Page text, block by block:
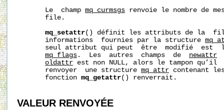
       Le  champ
mq_curmsgs renvoie le nombre de
       file.
mq_setattr() définit les attributs de la  file
       informations  fournies par la structure
seul attribut qui peut  être  modifié  est
mq_flags .  Les  autres  champs  de newattr
oldattr est non NULL, alors le tampon
       renvoyer  une structure
mq_attr contenant
       fonction
mq_getattr() renverrait.
VALEUR RENVOYÉE